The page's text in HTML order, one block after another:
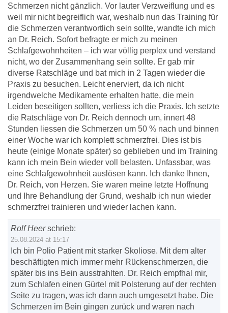
Schmerzen nicht gänzlich. Vor lauter Verzweiflung und es
weil mir nicht begreiflich war, weshalb nun das Training für
die Schmerzen verantwortlich sein sollte, wandte ich mich
an Dr. Reich. Sofort befragte er mich zu meinen
Schlafgewohnheiten – ich war völlig perplex und verstand
nicht, wo der Zusammenhang sein sollte. Er gab mir
diverse Ratschläge und bat mich in 2 Tagen wieder die
Praxis zu besuchen. Leicht enerviert, da ich nicht
irgendwelche Medikamente erhalten hatte, die mein
Leiden beseitigen sollten, verliess ich die Praxis. Ich setzte
die Ratschläge von Dr. Reich dennoch um, innert 48
Stunden liessen die Schmerzen um 50 % nach und binnen
einer Woche war ich komplett schmerzfrei. Dies ist bis
heute (einige Monate später) so geblieben und im Training
kann ich mein Bein wieder voll belasten. Unfassbar, was
eine Schlafgewohnheit auslösen kann. Ich danke Ihnen,
Dr. Reich, von Herzen. Sie waren meine letzte Hoffnung
und Ihre Behandlung der Grund, weshalb ich nun wieder
schmerzfrei trainieren und wieder lachen kann.
Rolf Heerschrieb:
25.08.2024 at 15:17
Ich bin Polio Patient mit starker Skoliose. Mit dem alter
beschäftigten mich immer mehr Rückenschmerzen, die
später bis ins Bein ausstrahlten. Dr. Reich empfhal mir,
zum Schlafen einen Gürtel mit Polsterung auf der rechten
Seite zu tragen, was ich dann auch umgesetzt habe. Die
Schmerzen im Bein gingen zurück und waren nach